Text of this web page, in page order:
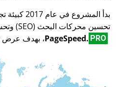
بدأ المشروع
تحسين محركات البحث (SEO) وتحسين الأداء
PageSpeed. PRO ، بهدف عرض